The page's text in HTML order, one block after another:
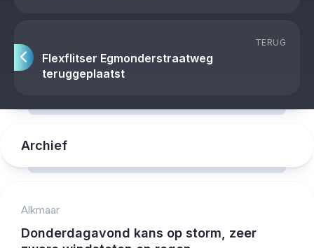
TERUG
Flexflitser Egmonderstraatweg
teruggeplaatst
Archief
Alkmaar
Donderdagavond kans op storm, zeer